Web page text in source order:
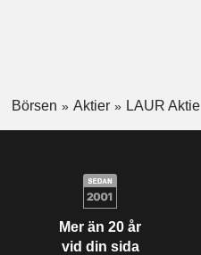
Börsen Aktier LAUR Aktie
Mer än 20 år
vid din sida